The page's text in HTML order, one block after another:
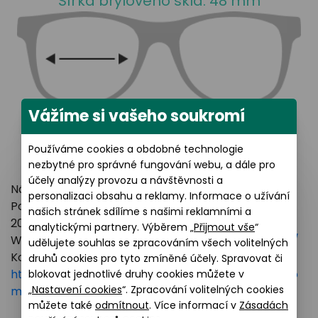
Název výrobce: LUXOTTICA GROUP
Poštovní adresa: Piazzale Luigi Cadorna 3 Milano,
20123 Italy
Webové stránky:https://www.essilorluxottica.com/
Kontakt:
https://www.essilorluxottica.com/en/brands/custo
mer-care
Vážíme si vašeho soukromí
Používáme cookies a obdobné technologie
nezbytné pro správné fungování webu, a dále pro
účely analýzy provozu a návštěvnosti a
personalizaci obsahu a reklamy. Informace o užívání
našich stránek sdílíme s našimi reklamními a
analytickými partnery. Výběrem „Přijmout vše“
udělujete souhlas se zpracováním všech volitelných
druhů cookies pro tyto zmíněné účely. Spravovat či
blokovat jednotlivé druhy cookies můžete v
„Nastavení cookies“. Zpracování volitelných cookies
můžete také odmítnout. Více informací v Zásadách